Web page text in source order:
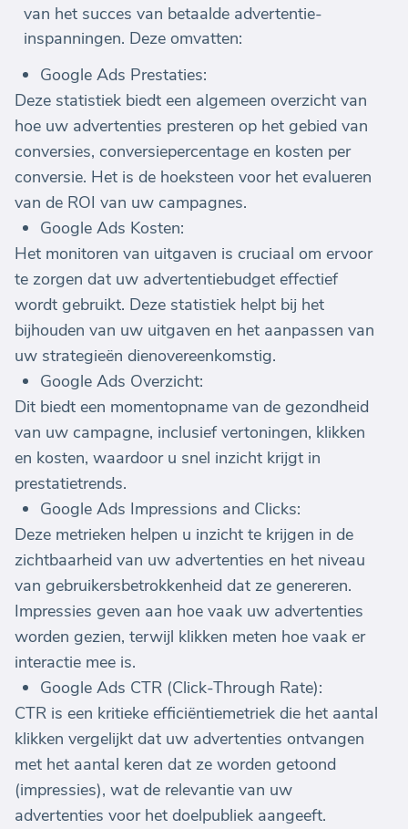
van het succes van betaalde advertentie-
inspanningen. Deze omvatten:
Google Ads Prestaties:
Deze statistiek biedt een algemeen overzicht van
hoe uw advertenties presteren op het gebied van
conversies, conversiepercentage en kosten per
conversie. Het is de hoeksteen voor het evalueren
van de ROI van uw campagnes.
Google Ads Kosten:
Het monitoren van uitgaven is cruciaal om ervoor
te zorgen dat uw advertentiebudget effectief
wordt gebruikt. Deze statistiek helpt bij het
bijhouden van uw uitgaven en het aanpassen van
uw strategieën dienovereenkomstig.
Google Ads Overzicht:
Dit biedt een momentopname van de gezondheid
van uw campagne, inclusief vertoningen, klikken
en kosten, waardoor u snel inzicht krijgt in
prestatietrends.
Google Ads Impressions and Clicks:
Deze metrieken helpen u inzicht te krijgen in de
zichtbaarheid van uw advertenties en het niveau
van gebruikersbetrokkenheid dat ze genereren.
Impressies geven aan hoe vaak uw advertenties
worden gezien, terwijl klikken meten hoe vaak er
interactie mee is.
Google Ads CTR (Click-Through Rate):
CTR is een kritieke efficiëntiemetriek die het aantal
klikken vergelijkt dat uw advertenties ontvangen
met het aantal keren dat ze worden getoond
(impressies), wat de relevantie van uw
advertenties voor het doelpubliek aangeeft.